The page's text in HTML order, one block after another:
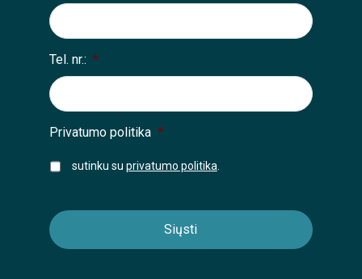
Tel. nr.: *
Privatumo politika *
sutinku su privatumo politika